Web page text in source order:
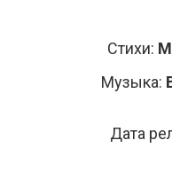
Стихи:
Музыка:
Дата